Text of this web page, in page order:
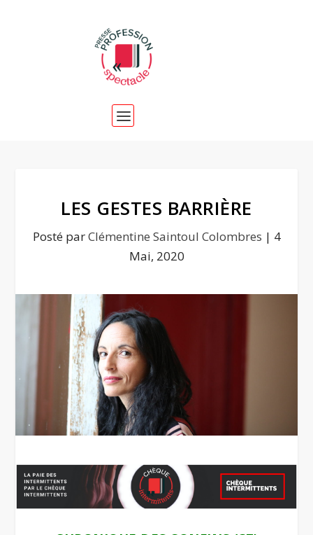
LES GESTES BARRIÈRE
Posté parClémentine Saintoul Colombres | 4
Mai, 2020